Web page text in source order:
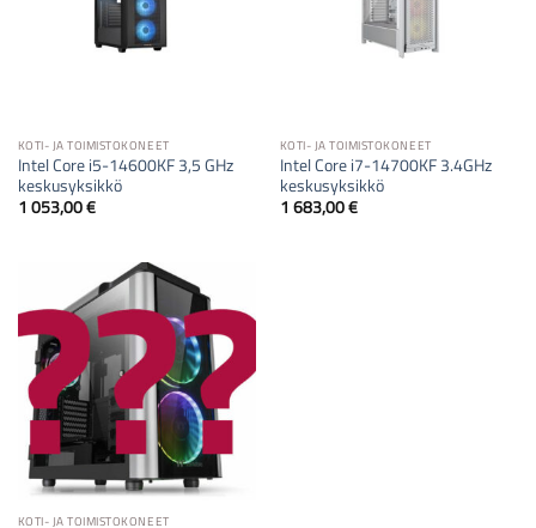
KOTI- JA TOIMISTOKONEET
Intel Core i5-14600KF 3,5 GHz
keskusyksikkö
1 053,00€
KOTI- JA TOIMISTOKONEET
Intel Core i7-14700KF 3.4GHz
keskusyksikkö
1 683,00€
KOTI- JA TOIMISTOKONEET